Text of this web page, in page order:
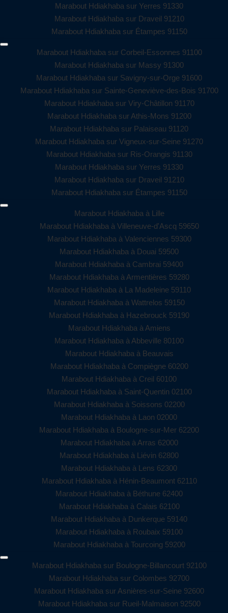
Marabout Hdiakhaba sur Yerres 91330
Marabout Hdiakhaba sur Draveil 91210
Marabout Hdiakhaba sur Étampes 91150
Marabout Hdiakhaba sur Corbeil-Essonnes 91100
Marabout Hdiakhaba sur Massy 91300
Marabout Hdiakhaba sur Savigny-sur-Orge 91600
Marabout Hdiakhaba sur Sainte-Geneviève-des-Bois 91700
Marabout Hdiakhaba sur Viry-Châtillon 91170
Marabout Hdiakhaba sur Athis-Mons 91200
Marabout Hdiakhaba sur Palaiseau 91120
Marabout Hdiakhaba sur Vigneux-sur-Seine 91270
Marabout Hdiakhaba sur Ris-Orangis 91130
Marabout Hdiakhaba sur Yerres 91330
Marabout Hdiakhaba sur Draveil 91210
Marabout Hdiakhaba sur Étampes 91150
Marabout Hdiakhaba à Lille
Marabout Hdiakhaba à Villeneuve-d'Ascq 59650
Marabout Hdiakhaba à Valenciennes 59300
Marabout Hdiakhaba à Douai 59500
Marabout Hdiakhaba à Cambrai 59400
Marabout Hdiakhaba à Armentières 59280
Marabout Hdiakhaba à La Madeleine 59110
Marabout Hdiakhaba à Wattrelos 59150
Marabout Hdiakhaba à Hazebrouck 59190
Marabout Hdiakhaba à Amiens
Marabout Hdiakhaba à Abbeville 80100
Marabout Hdiakhaba à Beauvais
Marabout Hdiakhaba à Compiègne 60200
Marabout Hdiakhaba à Creil 60100
Marabout Hdiakhaba à Saint-Quentin 02100
Marabout Hdiakhaba à Soissons 02200
Marabout Hdiakhaba à Laon 02000
Marabout Hdiakhaba à Boulogne-sur-Mer 62200
Marabout Hdiakhaba à Arras 62000
Marabout Hdiakhaba à Liévin 62800
Marabout Hdiakhaba à Lens 62300
Marabout Hdiakhaba à Hénin-Beaumont 62110
Marabout Hdiakhaba à Béthune 62400
Marabout Hdiakhaba à Calais 62100
Marabout Hdiakhaba à Dunkerque 59140
Marabout Hdiakhaba à Roubaix 59100
Marabout Hdiakhaba à Tourcoing 59200
Marabout Hdiakhaba sur Boulogne-Billancourt 92100
Marabout Hdiakhaba sur Colombes 92700
Marabout Hdiakhaba sur Asnières-sur-Seine 92600
Marabout Hdiakhaba sur Rueil-Malmaison 92500